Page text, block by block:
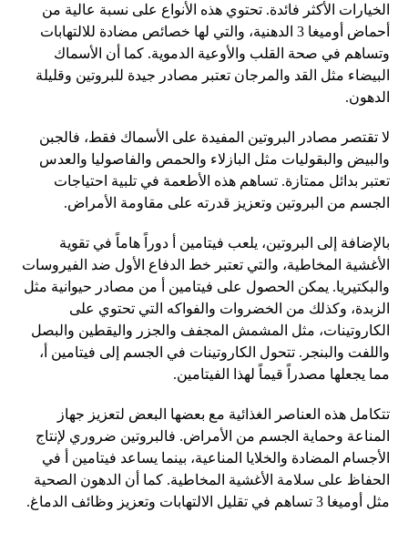
الخيارات الأكثر فائدة. تحتوي هذه الأنواع على نسبة عالية من
أحماض أوميغا 3 الدهنية، والتي لها خصائص مضادة للالتهابات
وتساهم في صحة القلب والأوعية الدموية. كما أن الأسماك
البيضاء مثل القد والمرجان تعتبر مصادر جيدة للبروتين وقليلة
الدهون.
لا تقتصر مصادر البروتين المفيدة على الأسماك فقط، فالجبن
والبيض والبقوليات مثل البازلاء والحمص والفاصوليا والعدس
تعتبر بدائل ممتازة. تساهم هذه الأطعمة في تلبية احتياجات
الجسم من البروتين وتعزيز قدرته على مقاومة الأمراض.
بالإضافة إلى البروتين، يلعب فيتامين أ دوراً هاماً في تقوية
الأغشية المخاطية، والتي تعتبر خط الدفاع الأول ضد الفيروسات
والبكتيريا. يمكن الحصول على فيتامين أ من مصادر حيوانية مثل
الزبدة، وكذلك من الخضروات والفواكه التي تحتوي على
الكاروتينات، مثل المشمش المجفف والجزر واليقطين والبصل
واللفت والبنجر. تتحول الكاروتينات في الجسم إلى فيتامين أ،
مما يجعلها مصدراً قيماً لهذا الفيتامين.
تتكامل هذه العناصر الغذائية مع بعضها البعض لتعزيز جهاز
المناعة وحماية الجسم من الأمراض. فالبروتين ضروري لإنتاج
الأجسام المضادة والخلايا المناعية، بينما يساعد فيتامين أ في
الحفاظ على سلامة الأغشية المخاطية. كما أن الدهون الصحية
مثل أوميغا 3 تساهم في تقليل الالتهابات وتعزيز وظائف الدماغ.